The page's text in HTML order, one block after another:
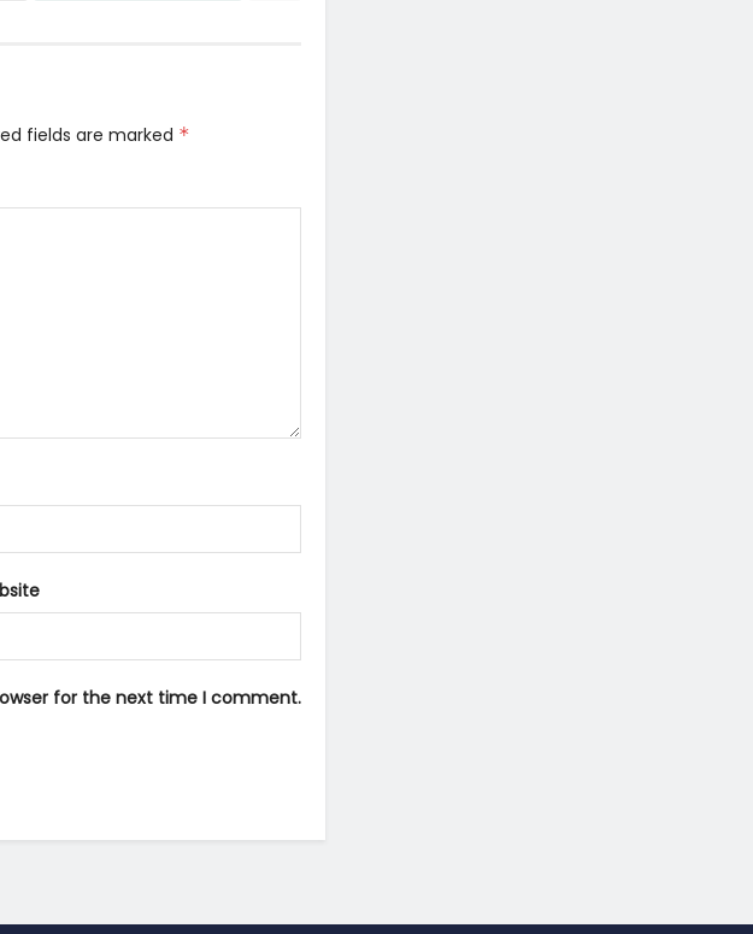
fields are marked *
for the next time I comment.